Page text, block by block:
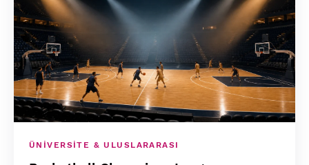
ÜNIVERSITE & ULUSLARARASI